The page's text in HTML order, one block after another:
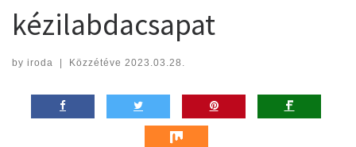
kézilabdacsapat
by iroda | Közzétéve 2023.03.28.